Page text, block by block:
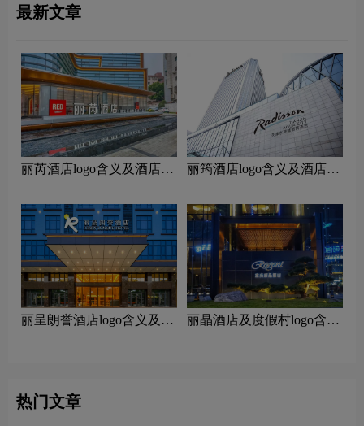
最新文章
丽芮酒店logo含义及酒店品
丽筠酒店logo含义及酒店品
丽呈朗誉酒店logo含义及酒
‌丽晶酒店及度假村logo含义
热门文章